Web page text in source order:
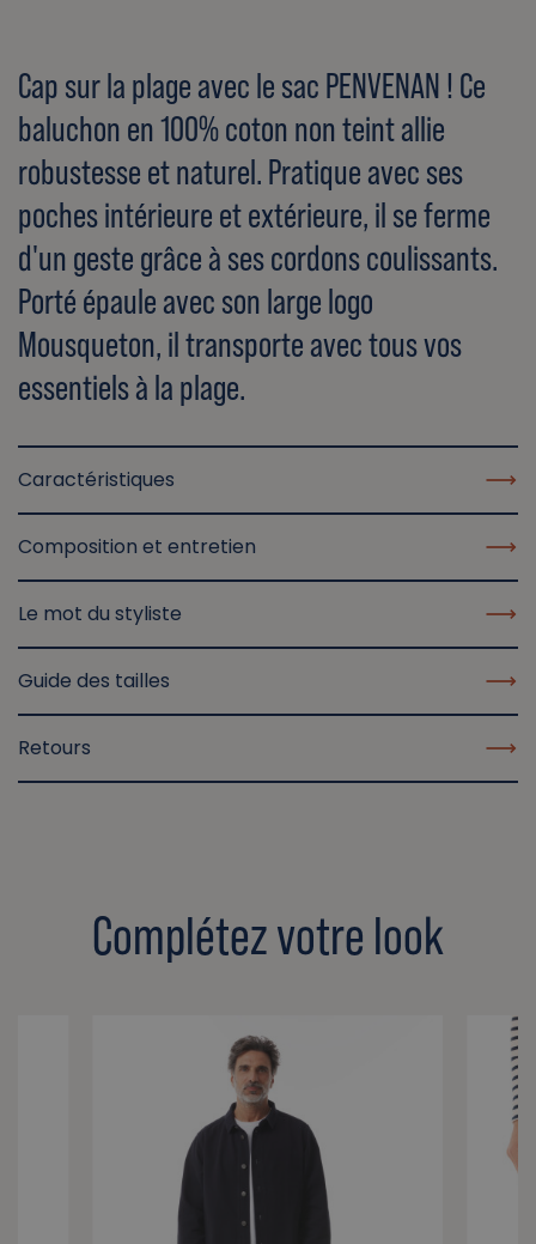
Cap sur la plage avec le sac PENVENAN ! Ce
baluchon en 100% coton non teint allie
robustesse et naturel. Pratique avec ses
poches intérieure et extérieure, il se ferme
d'un geste grâce à ses cordons coulissants.
Porté épaule avec son large logo
Mousqueton, il transporte avec tous vos
essentiels à la plage.
Caractéristiques
Composition et entretien
Le mot du styliste
Guide des tailles
Retours
Complétez votre look